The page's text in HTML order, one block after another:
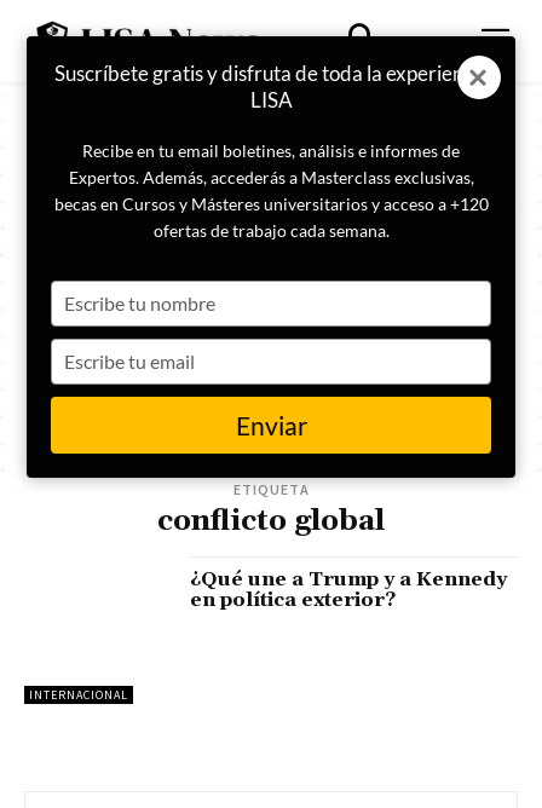
ETIQUETA
conflicto global
INTERNACIONAL
¿Qué une a Trump y a Kennedy
en política exterior?
Suscríbete gratis y disfruta de toda la experiencia
LISA
Recibe en tu email boletines, análisis e informes de
Expertos. Además, accederás a Masterclass exclusivas,
becas en Cursos y Másteres universitarios y acceso a +120
ofertas de trabajo cada semana.
your
name
your
email
Enviar